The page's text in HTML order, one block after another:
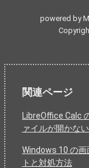
powered by
関連ページ
LibreOffice Calc
ァイルが開かな
Windows 10 の
トと対処方法